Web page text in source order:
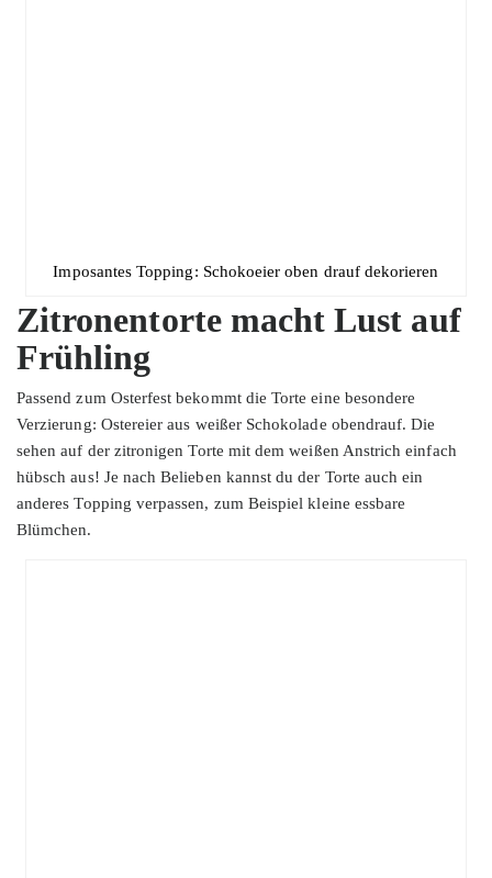
Imposantes Topping: Schokoeier oben drauf dekorieren
Zitronentorte macht Lust auf
Frühling
Passend zum Osterfest bekommt die Torte eine besondere
Verzierung: Ostereier aus weißer Schokolade obendrauf. Die
sehen auf der zitronigen Torte mit dem weißen Anstrich einfach
hübsch aus! Je nach Belieben kannst du der Torte auch ein
anderes Topping verpassen, zum Beispiel kleine essbare
Blümchen.